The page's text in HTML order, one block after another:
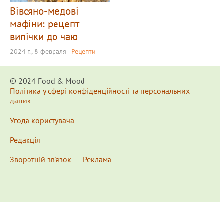
Вівсяно-медові
мафіни: рецепт
випічки до чаю
2024 г., 8 февраля Рецепти
© 2024 Food & Мood
Політика у сфері конфіденційності та персональних
даних
Угода користувача
Редакція
Зворотній зв'язок
Реклама